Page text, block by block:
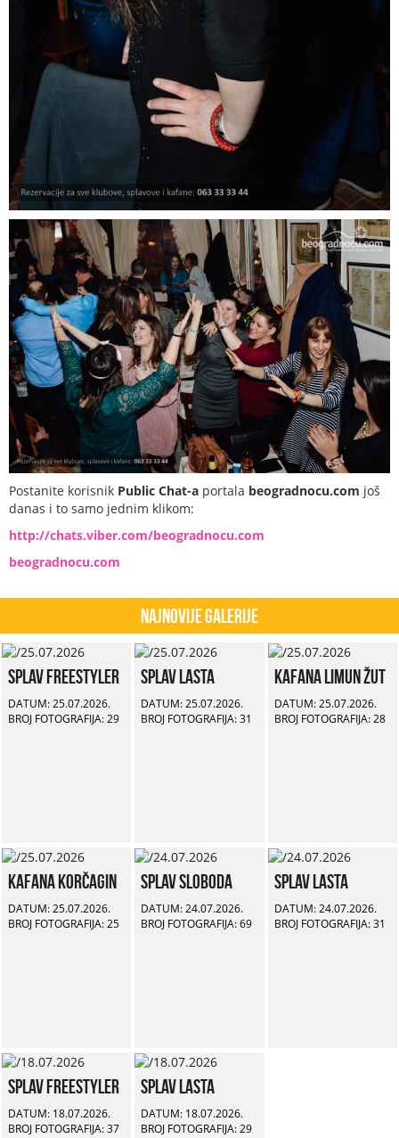
Postanite korisnik Public Chat-a portala beogradnocu.com još
danas i to samo jednim klikom:
http://chats.viber.com/beogradnocu.com
beogradnocu.com
Najnovije Galerije
Splav Freestyler
DATUM: 25.07.2026.
BROJ FOTOGRAFIJA: 29
Splav Lasta
DATUM: 25.07.2026.
BROJ FOTOGRAFIJA: 31
Kafana Limun Žut
DATUM: 25.07.2026.
BROJ FOTOGRAFIJA: 28
Kafana Korčagin
DATUM: 25.07.2026.
BROJ FOTOGRAFIJA: 25
Splav Sloboda
DATUM: 24.07.2026.
BROJ FOTOGRAFIJA: 69
Splav Lasta
DATUM: 24.07.2026.
BROJ FOTOGRAFIJA: 31
Splav Freestyler
DATUM: 18.07.2026.
BROJ FOTOGRAFIJA: 37
Splav Lasta
DATUM: 18.07.2026.
BROJ FOTOGRAFIJA: 29